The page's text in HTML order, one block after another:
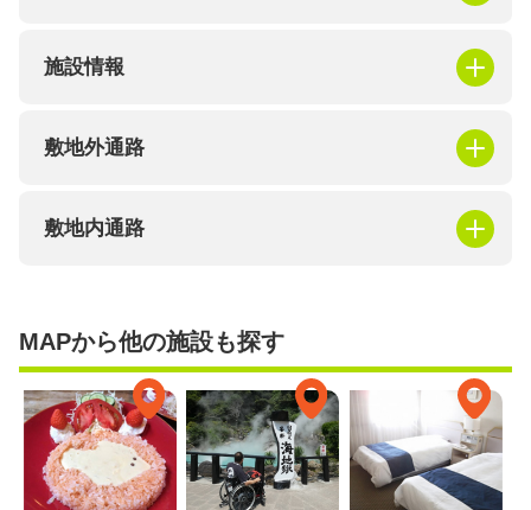
施設情報
敷地外通路
敷地内通路
MAPから他の施設も探す